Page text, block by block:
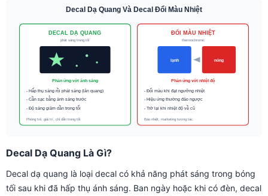
Decal Dạ Quang Là Gì?
Decal dạ quang là loại decal có khả năng phát sáng trong bóng
tối sau khi đã hấp thụ ánh sáng. Ban ngày hoặc khi có đèn, decal